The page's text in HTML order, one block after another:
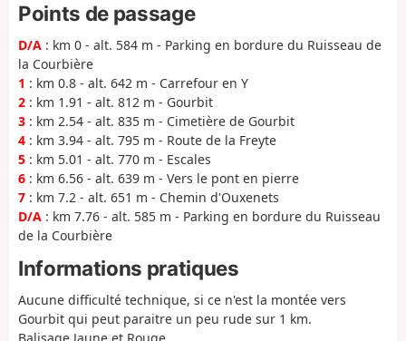
Points de passage
D/A : km 0 - alt. 584 m - Parking en bordure du Ruisseau de
la Courbière
1 : km 0.8 - alt. 642 m - Carrefour en Y
2 : km 1.91 - alt. 812 m - Gourbit
3 : km 2.54 - alt. 835 m - Cimetière de Gourbit
4 : km 3.94 - alt. 795 m - Route de la Freyte
5 : km 5.01 - alt. 770 m - Escales
6 : km 6.56 - alt. 639 m - Vers le pont en pierre
7 : km 7.2 - alt. 651 m - Chemin d'Ouxenets
D/A : km 7.76 - alt. 585 m - Parking en bordure du Ruisseau
de la Courbière
Informations pratiques
Aucune difficulté technique, si ce n'est la montée vers
Gourbit qui peut paraitre un peu rude sur 1 km.